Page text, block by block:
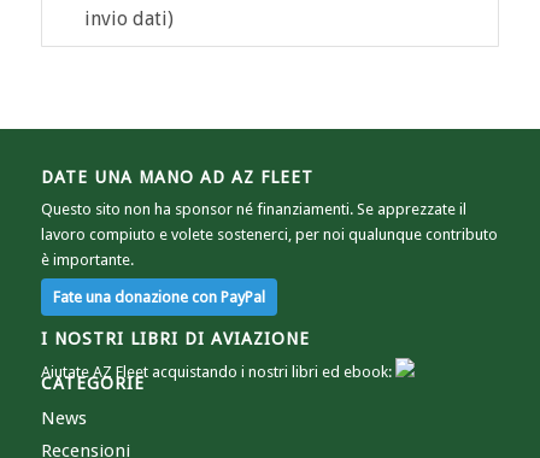
invio dati)
DATE UNA MANO AD AZ FLEET
Questo sito non ha sponsor né finanziamenti. Se apprezzate il
lavoro compiuto e volete sostenerci, per noi qualunque contributo
è importante.
I NOSTRI LIBRI DI AVIAZIONE
Aiutate AZ Fleet acquistando i nostri libri ed ebook:
CATEGORIE
News
Recensioni